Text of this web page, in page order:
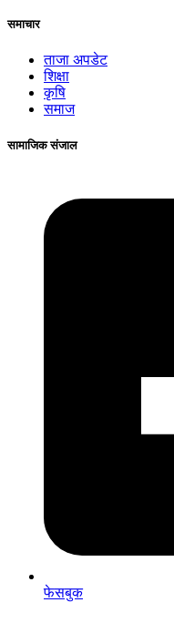
समाचार
ताजा अपडेट
शिक्षा
कृषि
समाज
सामाजिक संजाल
फेसबुक